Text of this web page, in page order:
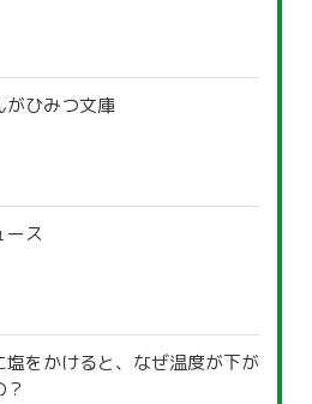
がひみつ文庫
ース
塩をかけると、なぜ温度が下が
？